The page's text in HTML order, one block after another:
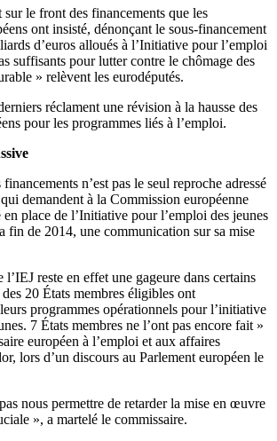
sur le front des financements que les
ont insisté, dénonçant le sous-financement
d’euros alloués à l’Initiative pour l’emploi
suffisants pour lutter contre le chômage des
» relèvent les eurodéputés.
réclament une révision à la hausse des
pour les programmes liés à l’emploi.
n’est pas le seul reproche adressé
demandent à la Commission européenne
en place de l’Initiative pour l’emploi des jeunes
fin de 2014, une communication sur sa mise
reste en effet une gageure dans certains
20 États membres éligibles ont
programmes opérationnels pour l’initiative
7 États membres ne l’ont pas encore fait »
européen à l’emploi et aux affaires
lors d’un discours au Parlement européen le
nous permettre de retarder la mise en œuvre
», a martelé le commissaire.